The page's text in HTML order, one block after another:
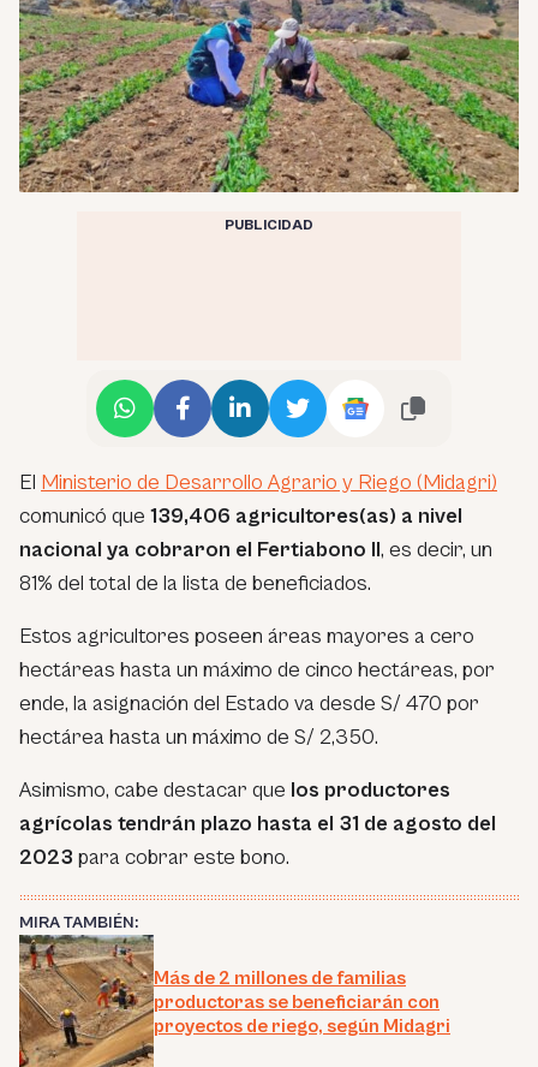
PUBLICIDAD
El Ministerio de Desarrollo Agrario y Riego (Midagri)
comunicó que 139,406 agricultores(as) a nivel
nacional ya cobraron el Fertiabono II, es decir, un
81% del total de la lista de beneficiados.
Estos agricultores poseen áreas mayores a cero
hectáreas hasta un máximo de cinco hectáreas, por
ende, la asignación del Estado va desde S/ 470 por
hectárea hasta un máximo de S/ 2,350.
Asimismo, cabe destacar que los productores
agrícolas tendrán plazo hasta el 31 de agosto del
2023 para cobrar este bono.
MIRA TAMBIÉN:
Más de 2 millones de familias
productoras se beneficiarán con
proyectos de riego, según Midagri